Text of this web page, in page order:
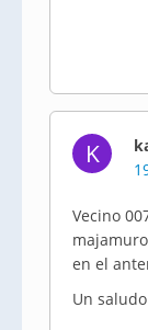
K
Vecino
en el
Un saludo